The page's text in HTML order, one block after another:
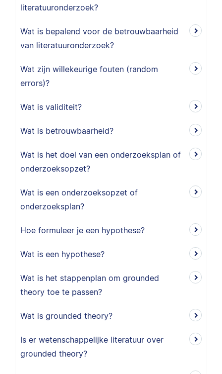
literatuuronderzoek?
Wat is bepalend voor de betrouwbaarheid
van literatuuronderzoek?
Wat zijn willekeurige fouten (random
errors)?
Wat is validiteit?
Wat is betrouwbaarheid?
Wat is het doel van een onderzoeksplan of
onderzoeksopzet?
Wat is een onderzoeksopzet of
onderzoeksplan?
Hoe formuleer je een hypothese?
Wat is een hypothese?
Wat is het stappenplan om grounded
theory toe te passen?
Wat is grounded theory?
Is er wetenschappelijke literatuur over
grounded theory?